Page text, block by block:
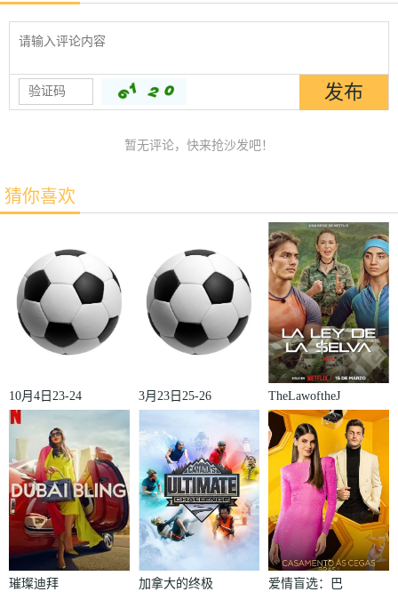
暂无评论，快来抢沙发吧！
猜你喜欢
10月4日23-24
赛季欧冠小组
赛第2轮那不
勒斯VS皇家
马德里
3月23日25-26
轮雷恩VS梅
斯
TheLawoftheJ
ungle
璀璨迪拜
加拿大的终极
爱情盲选：巴